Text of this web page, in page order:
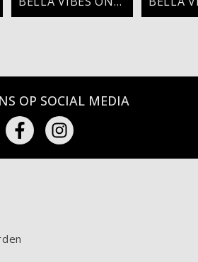
OP SOCIAL MEDIA